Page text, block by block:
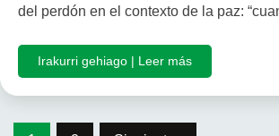
del perdón en el contexto de la paz:
Irakurri gehiago | Leer más